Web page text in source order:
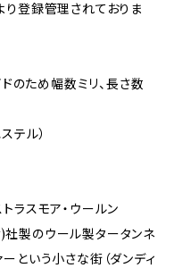
り登録管理されておりま
のため幅数ミリ、長さ数
テル）
ラスモア・ウールン
のウール製タータンネ
ーという小さな街（ダンディ